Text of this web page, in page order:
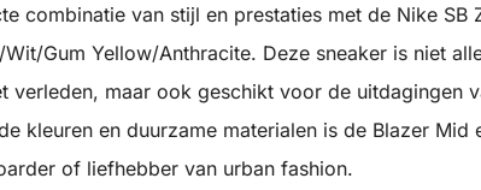
combinatie van stijl en prestaties met de Nike SB
Gum Yellow/Anthracite. Deze sneaker is niet
verleden, maar ook geschikt voor de uitdagingen
kleuren en duurzame materialen is de Blazer Mid
of liefhebber van urban fashion.